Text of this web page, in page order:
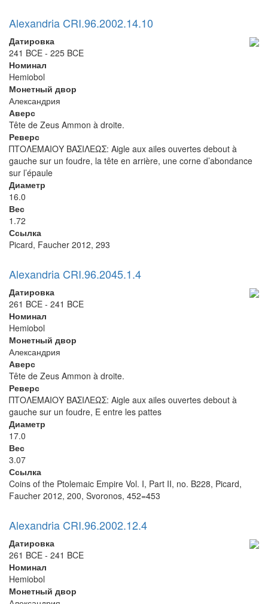
Alexandria CRI.96.2002.14.10
Датировка
241 BCE - 225 BCE
Номинал
Hemiobol
Монетный двор
Александрия
Аверс
Tête de Zeus Ammon à droite.
Реверс
ΠΤΟΛΕΜΑΙΟΥ ΒΑΣΙΛΕΩΣ: Aigle aux ailes ouvertes debout à
gauche sur un foudre, la tête en arrière, une corne d’abondance
sur l’épaule
Диаметр
16.0
Вес
1.72
Ссылка
Picard, Faucher 2012, 293
Alexandria CRI.96.2045.1.4
Датировка
261 BCE - 241 BCE
Номинал
Hemiobol
Монетный двор
Александрия
Аверс
Tête de Zeus Ammon à droite.
Реверс
ΠΤΟΛΕΜΑΙΟΥ ΒΑΣΙΛΕΩΣ: Aigle aux ailes ouvertes debout à
gauche sur un foudre, E entre les pattes
Диаметр
17.0
Вес
3.07
Ссылка
Coins of the Ptolemaic Empire Vol. I, Part II, no. B228, Picard,
Faucher 2012, 200, Svoronos, 452=453
Alexandria CRI.96.2002.12.4
Датировка
261 BCE - 241 BCE
Номинал
Hemiobol
Монетный двор